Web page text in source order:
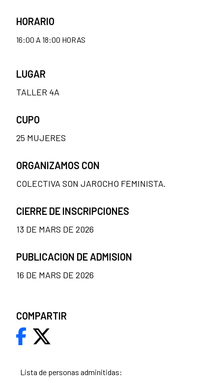
Lista de personas adminitidas:
HORARIO
16:00 A 18:00 HORAS
LUGAR
TALLER 4A
CUPO
25 MUJERES
ORGANIZAMOS CON
COLECTIVA SON JAROCHO FEMINISTA.
CIERRE DE INSCRIPCIONES
13 DE MARS DE 2026
PUBLICACION DE ADMISION
16 DE MARS DE 2026
COMPARTIR